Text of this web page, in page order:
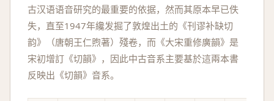
古汉语语音研究的最重要的依据，然而其原本早已佚
失，直至1947年纔发掘了敦煌出土的《刊谬补缺切
韵》（唐朝王仁煦著）殘卷，而《大宋重修廣韻》是
宋初增訂《切韻》，因此中古音系主要基於這兩本書
反映出《切韻》音系。